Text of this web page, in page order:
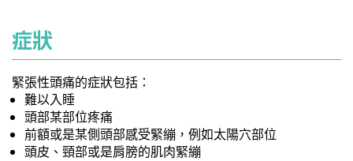
症狀
緊張性頭痛的症狀包括：
難以入睡
頭部某部位疼痛
前額或是某側頭部感受緊繃，例如太陽穴部位
頭皮、頸部或是肩膀的肌肉緊繃